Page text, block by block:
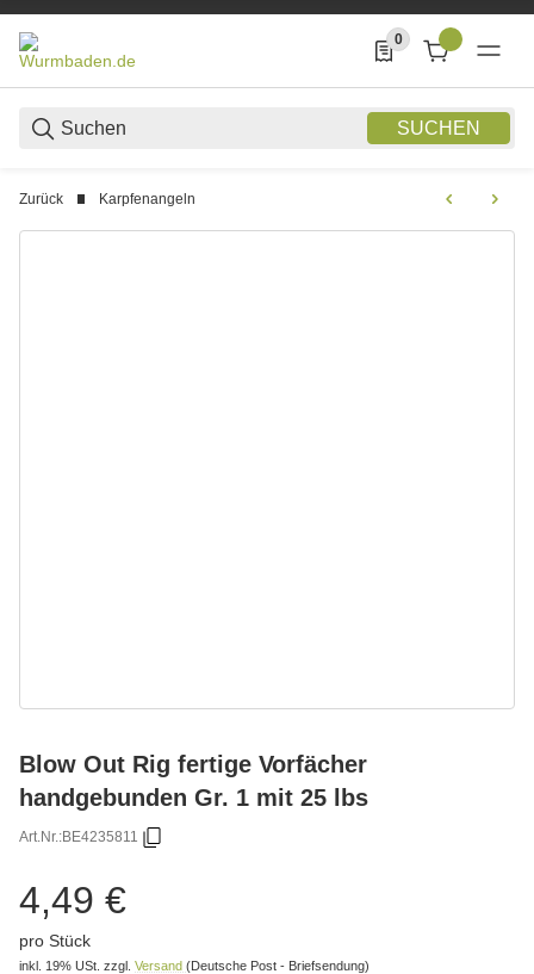
SUCHEN
0
0 Produkte in der
Zurück Karpfenangeln
Blow Out Rig fertige Vorfächer
handgebunden Gr. 1 mit 25 lbs
Art.Nr.:BE4235811
4,49 €
pro Stück
inkl. 19% USt. zzgl. Versand (Deutsche Post - Briefsendung)